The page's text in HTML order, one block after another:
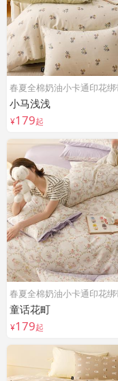
小马浅浅
¥179起
童话花町
¥179起